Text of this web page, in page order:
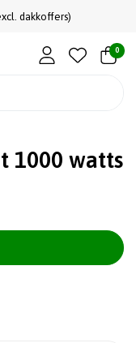
dakkoffers)
0
1000 watts